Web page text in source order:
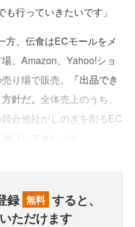
行っていきたいです」
、伝食はECモールをメ
、Amazon、Yahoo!ショ
り場で販売。
「出品でき
針だ。 全体売上のうち、
合他社がしのぎを削るEC
録 無料 すると、
ただけます